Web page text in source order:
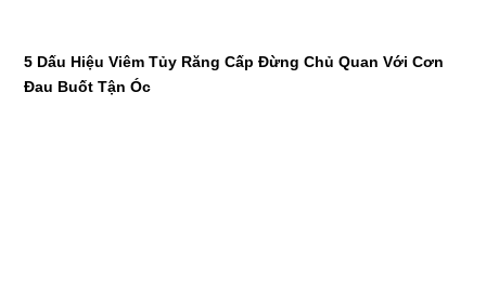
5 Dấu Hiệu Viêm Tủy Răng Cấp Đừng Chủ Quan Với Cơn
Đau Buốt Tận Óc